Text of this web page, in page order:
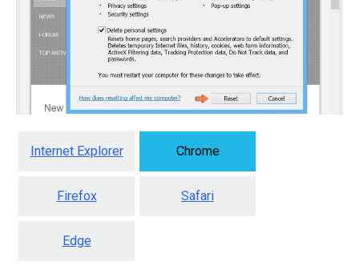
Internet Explorer Chrome
Firefox Safari
Edge